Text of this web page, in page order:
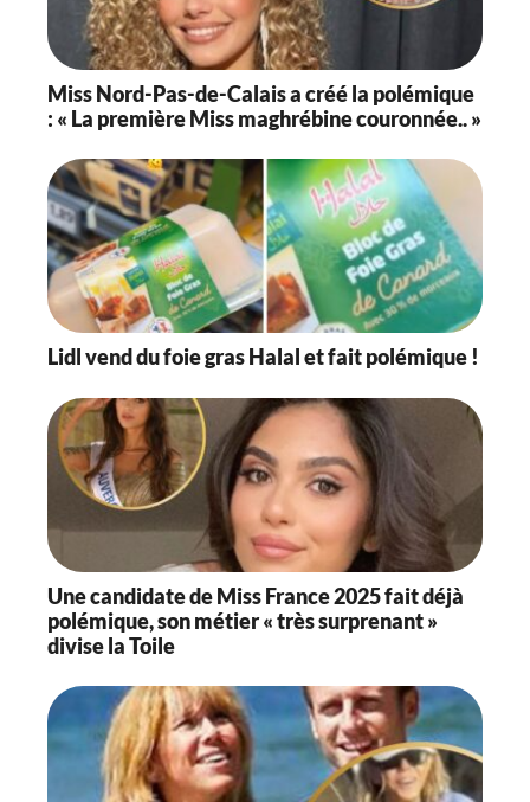
Miss Nord-Pas-de-Calais a créé la polémique
: « La première Miss maghrébine couronnée.. »
Lidl vend du foie gras Halal et fait polémique !
Une candidate de Miss France 2025 fait déjà
polémique, son métier « très surprenant »
divise la Toile